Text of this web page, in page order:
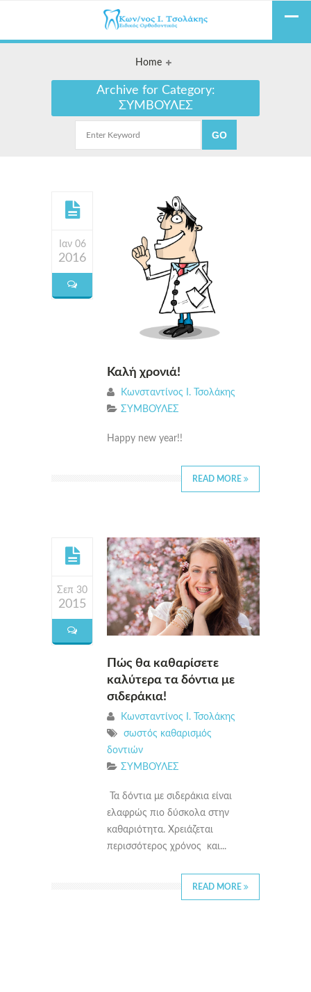
Home
Archive for Category:
ΣΥΜΒΟΥΛΕΣ
Ιαν 06
2016
Καλή χρονιά!
Κωνσταντίνος Ι. Τσολάκης
ΣΥΜΒΟΥΛΕΣ
Happy new year!!
READ MORE
Σεπ 30
2015
Πώς θα καθαρίσετε
καλύτερα τα δόντια με
σιδεράκια!
Κωνσταντίνος Ι. Τσολάκης
σωστός καθαρισμός
δοντιών
ΣΥΜΒΟΥΛΕΣ
Τα δόντια με σιδεράκια είναι
ελαφρώς πιο δύσκολα στην
καθαριότητα. Χρειάζεται
περισσότερος χρόνος και...
READ MORE